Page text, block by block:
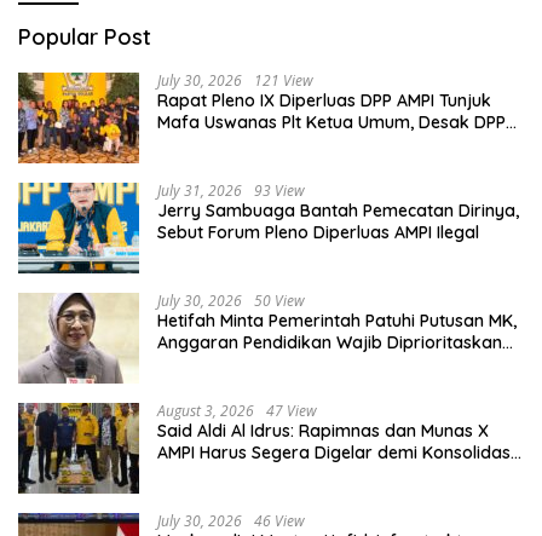
Popular Post
July 30, 2026 121 View
Rapat Pleno IX Diperluas DPP AMPI Tunjuk
Mafa Uswanas Plt Ketua Umum, Desak DPP
July 31, 2026 93 View
Jerry Sambuaga Bantah Pemecatan Dirinya,
Sebut Forum Pleno Diperluas AMPI Ilegal
July 30, 2026 50 View
Hetifah Minta Pemerintah Patuhi Putusan MK,
Anggaran Pendidikan Wajib Diprioritaskan
August 3, 2026 47 View
Said Aldi Al Idrus: Rapimnas dan Munas X
AMPI Harus Segera Digelar demi Konsolidasi
July 30, 2026 46 View